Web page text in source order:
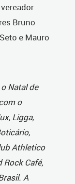
Bruno
e Mauro
Natal de
o
Ligga,
Athletico
Rock Café,
A